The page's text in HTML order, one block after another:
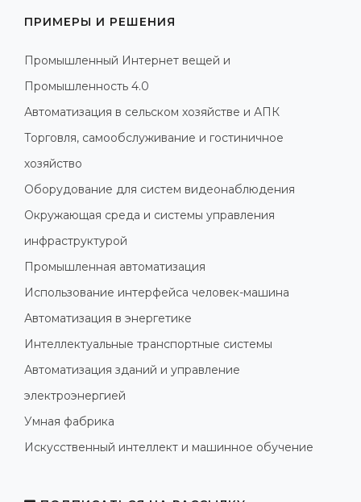
ПРИМЕРЫ И РЕШЕНИЯ
Промышленный Интернет вещей и
Промышленность 4.0
Автоматизация в сельском хозяйстве и АПК
Торговля, самообслуживание и гостиничное
хозяйство
Оборудование для систем видеонаблюдения
Окружающая среда и системы управления
инфраструктурой
Промышленная автоматизация
Использование интерфейса человек-машина
Автоматизация в энергетике
Интеллектуальные транспортные системы
Автоматизация зданий и управление
электроэнергией
Умная фабрика
Искусственный интеллект и машинное обучение